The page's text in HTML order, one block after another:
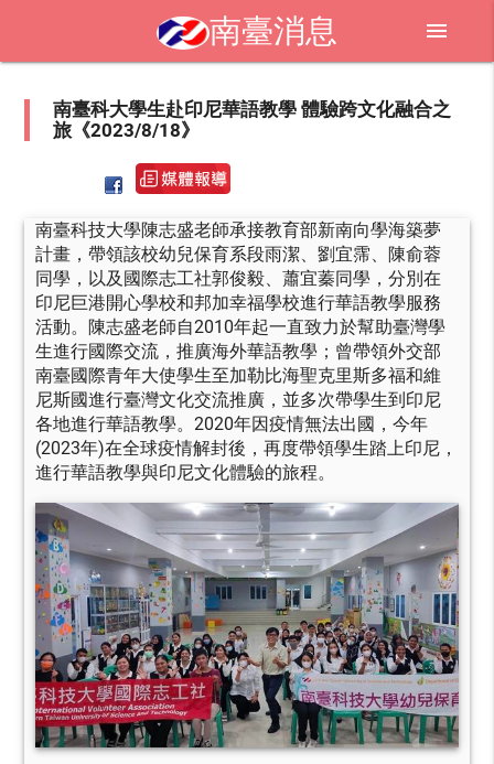
南臺消息 menu
南臺科大學生赴印尼華語教學 體驗跨文化融合之
旅《2023/8/18》
南臺科技大學陳志盛老師承接教育部新南向學海築夢
計畫，帶領該校幼兒保育系段雨潔、劉宜霈、陳俞蓉
同學，以及國際志工社郭俊毅、蕭宜蓁同學，分別在
印尼巨港開心學校和邦加幸福學校進行華語教學服務
活動。陳志盛老師自2010年起一直致力於幫助臺灣學
生進行國際交流，推廣海外華語教學；曾帶領外交部
南臺國際青年大使學生至加勒比海聖克里斯多福和維
尼斯國進行臺灣文化交流推廣，並多次帶學生到印尼
各地進行華語教學。2020年因疫情無法出國，今年
(2023年)在全球疫情解封後，再度帶領學生踏上印尼，
進行華語教學與印尼文化體驗的旅程。